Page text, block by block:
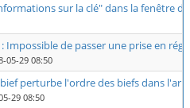
sur la clé" dans la fenêtre
Impossible de passer une prise en
05-29 08:50
perturbe l'ordre des biefs dans
29 08:50